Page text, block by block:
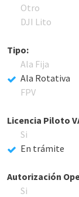
Otro
DJI Lito
Tipo:
Ala Fija
Ala Rotativa
FPV
Licencia Piloto
Si
En trámite
Autorización
Si